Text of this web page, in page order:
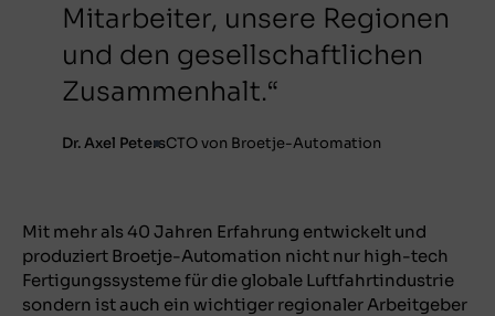
Mitarbeiter, unsere Regionen
und den gesellschaftlichen
Zusammenhalt.“
Dr. Axel PetersCTO von Broetje-Automation
Mit mehr als 40 Jahren Erfahrung entwickelt und
produziert Broetje-Automation nicht nur high-tech
Fertigungssysteme für die globale Luftfahrtindustrie
sondern ist auch ein wichtiger regionaler Arbeitgeber